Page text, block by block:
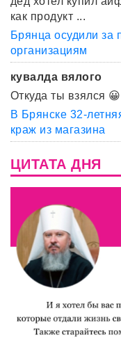
как продукт ...
Брянца осудили за
организациям
кувалда вялого
Откуда ты взялся 😀
В Брянске 32-
краж из магазина
ЦИТАТА ДНЯ